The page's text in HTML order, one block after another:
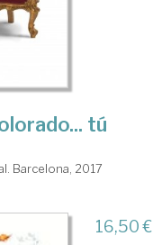
tú
Barcelona, 2017
16,50 €